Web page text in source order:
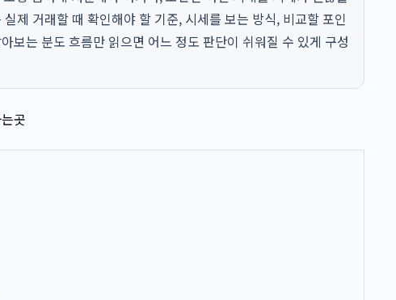
제 거래할 때 확인해야 할 기준, 시세를 보는 방식, 비교할 포인
보는 분도 흐름만 읽으면 어느 정도 판단이 쉬워질 수 있게 구성